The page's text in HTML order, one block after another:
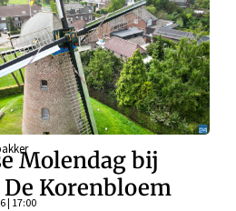
Molendag bij
Korenbloem
| 17:00